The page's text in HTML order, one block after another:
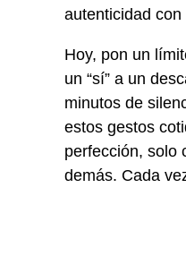
autenticidad
Hoy, pon un
un “sí” a un
minutos de
estos gestos
perfección, solo
demás. Cada